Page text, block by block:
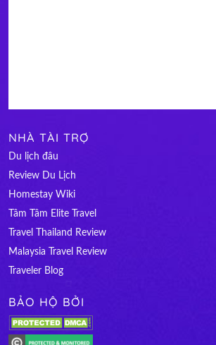
NHÀ TÀI TRỢ
Du lịch đâu
Review Du Lịch
Homestay Wiki
Tâm Tâm Elite Travel
Travel Thailand Review
Malaysia Travel Review
Traveler Blog
BẢO HỘ BỞI